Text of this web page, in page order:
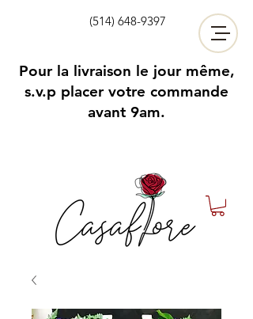
(514) 648-9397
Pour la livraison le jour même,
s.v.p placer votre commande
avant 9am.